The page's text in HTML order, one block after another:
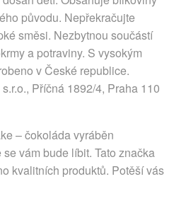
původu. Nepřekračujte
směsi. Nezbytnou součástí
a potraviny. S vysokým
v České republice.
Příčná 1892/4, Praha 110
– čokoláda vyráběn
vám bude líbit. Tato značka
kvalitních produktů. Potěší vás